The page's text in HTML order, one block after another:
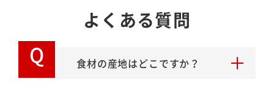
よくある質問
Q 食材の産地はどこですか？